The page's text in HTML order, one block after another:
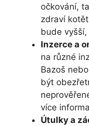
očkování,
zdraví
bude
Inzerce a
na různé
Bazoš
být
více
Útulky a